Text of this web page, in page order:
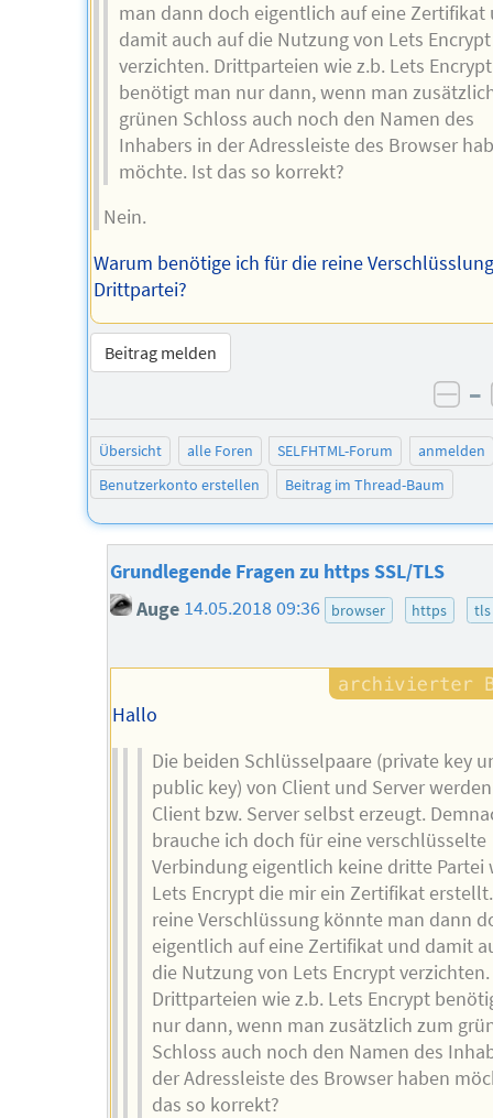
man dann doch eigentlich auf eine Zertifikat
damit auch auf die Nutzung von Lets Encrypt
verzichten. Drittparteien wie z.b. Lets Encrypt
benötigt man nur dann, wenn man
grünen Schloss auch noch den Namen des
Inhabers in der Adressleiste des Browser
möchte. Ist das so korrekt?
Nein.
Warum benötige ich für die reine
Drittpartei?
Beitrag melden
–
Übersicht alle Foren SELFHTML-Forum
anmelden
Benutzerkonto erstellen
Beitrag im Thread-Baum
Grundlegende Fragen zu https SSL/TLS
Auge 14.05.2018 09:36 browser https tls
Hallo
Die beiden Schlüsselpaare (private key
public key) von Client und Server
Client bzw. Server selbst erzeugt.
brauche ich doch für eine verschlüsselte
Verbindung eigentlich keine dritte Partei
Lets Encrypt die mir ein Zertifikat
reine Verschlüssung könnte man dann
eigentlich auf eine Zertifikat und damit
die Nutzung von Lets Encrypt verzichten.
Drittparteien wie z.b. Lets Encrypt
nur dann, wenn man zusätzlich zum
Schloss auch noch den Namen des
der Adressleiste des Browser haben
das so korrekt?